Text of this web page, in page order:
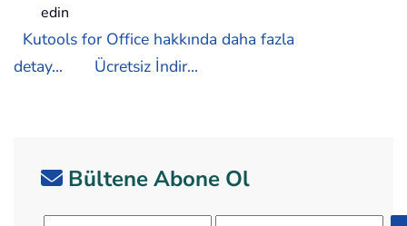
edin
Kutools for Office hakkında daha fazla
detay...
Ücretsiz İndir...
Bültene Abone Ol